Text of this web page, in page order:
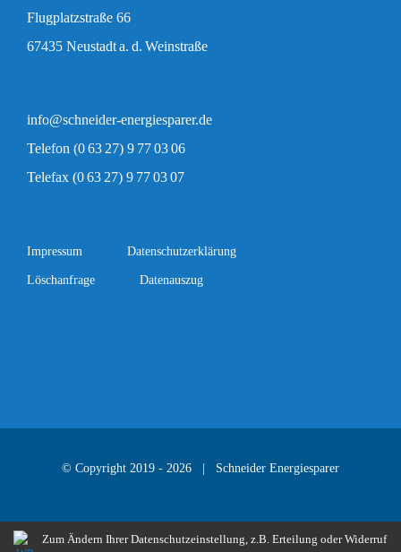
Flugplatzstraße 66
67435 Neustadt a. d. Weinstraße
info@schneider-energiesparer.de
Telefon (0 63 27) 9 77 03 06
Telefax (0 63 27) 9 77 03 07
Impressum Datenschutzerklärung
Löschanfrage Datenauszug
© Copyright 2019 - 2026 | Schneider Energiesparer
Zum Ändern Ihrer Datenschutzeinstellung, z.B. Erteilung oder Widerruf